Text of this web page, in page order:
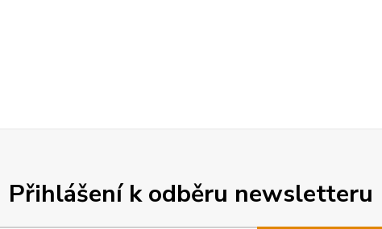
Přihlášení k odběru newsletteru